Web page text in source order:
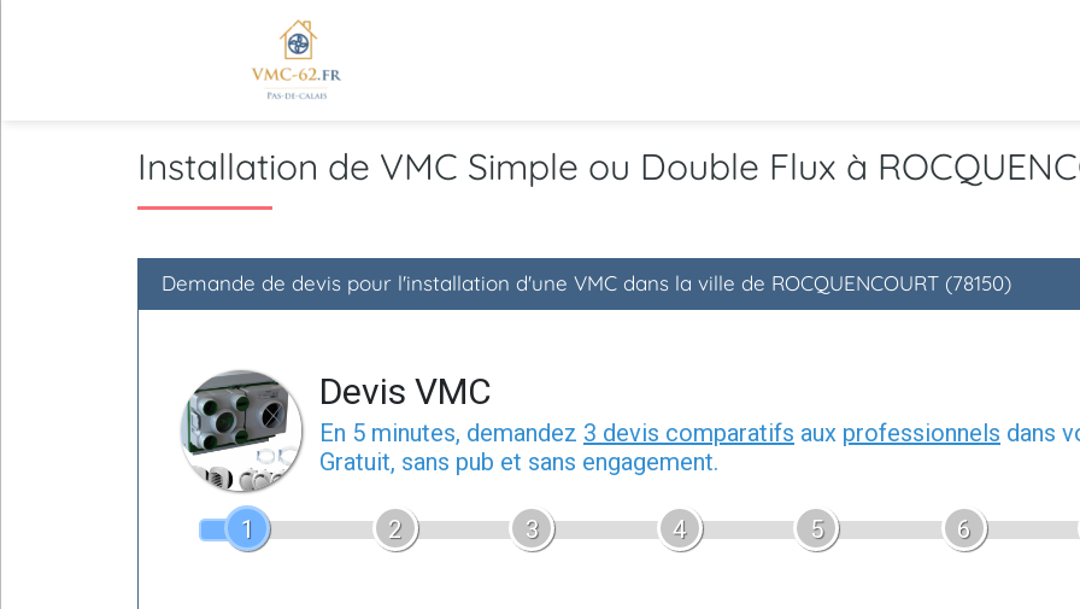
Installation de VMC Simple ou Double Flux à
Demande de devis pour l'installation d'une VMC dans la ville de ROCQUENCOURT (78150)
Devis VMC
En 5 minutes, demandez 3 devis comparatifs aux professionnels dans
Gratuit, sans pub et sans engagement.
1 2 3 4 5 6